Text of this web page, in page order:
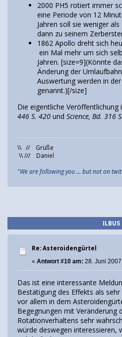
2000 PH5 rotiert immer
eine Periode von 12
Jahren soll sie weniger
dann zu seinem
1862 Apollo dreht sich
ein Mal mehr um sich
Jahren. [size=9](Könnte
Änderung der
Auswertung werden in
genannt.)[/size]
Die eigentliche Veröffentlichung
446 S. 420 und Science, Bd. 316
\\ // Grüße
\\ /// Daniel
"We are following you ... but not on
ILBUS
Re: Asteroidengürtel
« Antwort #10 am: 28. Juni
Das ist eine interessante
Bestätigung des Effekts als
vor allem in dem
Begegnungen mit Veränderung
Rotationverhaltens sehr
würde deswegen interessieren,